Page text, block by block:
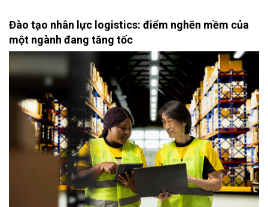
Đào tạo nhân lực logistics: điểm nghẽn mềm của
một ngành đang tăng tốc